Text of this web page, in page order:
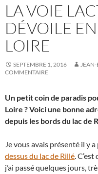
LA VOIE
DÉVOILE
LOIRE
SEPTEMBRE 1, 2016 JEAN-
COMMENTAIRE
Un petit coin de paradis
Loire ? Voici une bonne
depuis les bords du lac de
Je vous avais présenté il y a
dessus du lac de Rillé.
j’ai passé quelques jours,